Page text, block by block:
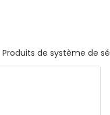
Produits de système de